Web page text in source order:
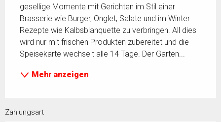
gesellige Momente mit Gerichten im Stil einer
Brasserie wie Burger, Onglet, Salate und im Winter
Rezepte wie Kalbsblanquette zu verbringen. All dies
wird nur mit frischen Produkten zubereitet und die
Speisekarte wechselt alle 14 Tage. Der Garten...
Mehr anzeigen
Zahlungsart